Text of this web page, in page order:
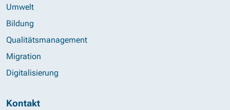
Umwelt
Bildung
Qualitätsmanagement
Migration
Digitalisierung
Kontakt